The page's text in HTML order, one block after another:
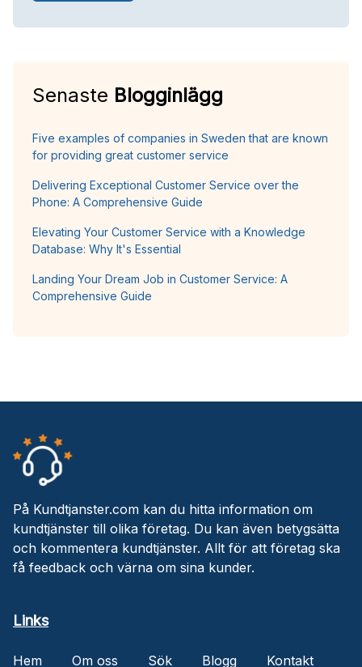
Senaste Blogginlägg
Five examples of companies in Sweden that are known
for providing great customer service
Delivering Exceptional Customer Service over the
Phone: A Comprehensive Guide
Elevating Your Customer Service with a Knowledge
Database: Why It's Essential
Landing Your Dream Job in Customer Service: A
Comprehensive Guide
På Kundtjanster.com kan du hitta information om
kundtjänster till olika företag. Du kan även betygsätta
och kommentera kundtjänster. Allt för att företag ska
få feedback och värna om sina kunder.
Links
Hem Om oss Sök Blogg Kontakt